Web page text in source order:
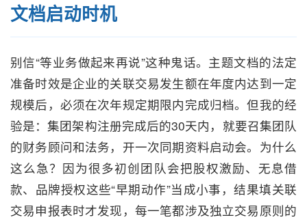
文档启动时机
别信“等业务做起来再说”这种鬼话。主题文档的法定
准备时效是企业的关联交易发生额在年度内达到一定
规模后，必须在次年规定期限内完成归档。但我的经
验是：集团架构注册完成后的30天内，就要召集团队
的财务顾问和法务，开一次同期资料启动会。为什么
这么急？因为很多初创团队会把股权激励、无息借
款、品牌授权这些“早期动作”当成小事，结果填关联
交易申报表时才发现，每一笔都涉及独立交易原则的